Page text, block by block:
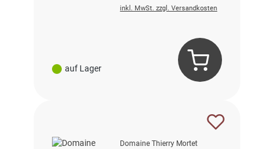
auf Lager
inkl. MwSt. zzgl. Versandkosten
Domaine Thierry Mortet